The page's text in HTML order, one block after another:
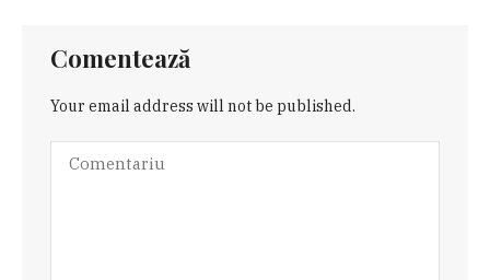
Comentează
Your email address will not be published.